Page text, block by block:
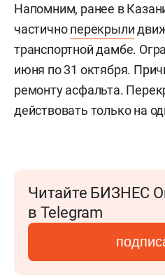
Напомним, ранее в
частичноперекрыли
транспортной дамбе.
июня по 31 октября.
ремонту асфальта.
действовать только на
Читайте БИЗНЕС
в Telegram